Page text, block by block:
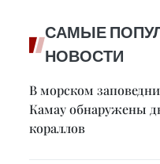
САМЫЕ
НОВОСТИ
В морском
Камау обнаружены
кораллов